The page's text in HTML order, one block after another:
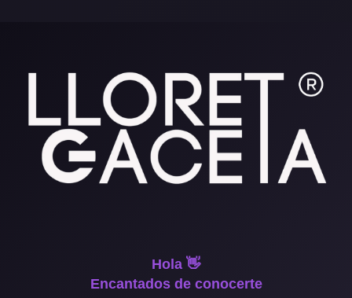
Hola 👋
Encantados de conocerte